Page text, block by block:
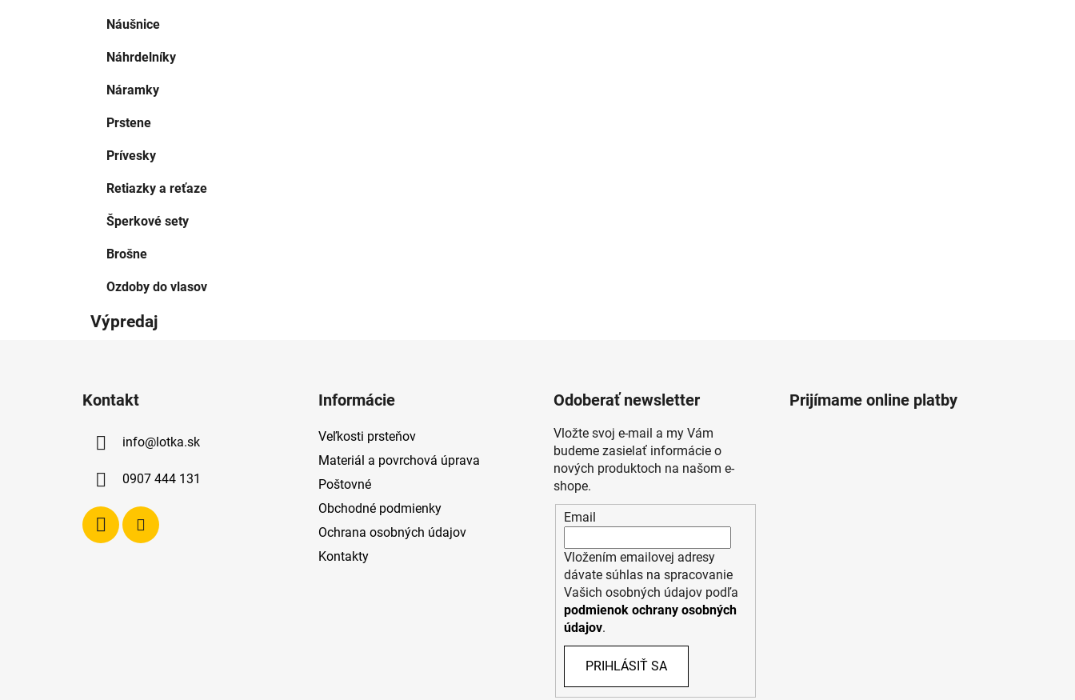
Náušnice
Náhrdelníky
Náramky
Prstene
Prívesky
Retiazky a reťaze
Šperkové sety
Brošne
Ozdoby do vlasov
Výpredaj
Kontakt
info@lotka.sk
0907 444 131
Informácie
Veľkosti prsteňov
Materiál a povrchová úprava
Poštovné
Obchodné podmienky
Ochrana osobných údajov
Kontakty
Odoberať newsletter
Vložte svoj e-mail a my Vám
budeme zasielať informácie o
nových produktoch na našom e-
shope.
Email
Vložením emailovej adresy
dávate súhlas na spracovanie
Vašich osobných údajov podľa
podmienok ochrany osobných
údajov.
PRIHLÁSIŤ SA
Prijímame online platby